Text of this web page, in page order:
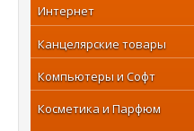
Интернет
Канцелярские товары
Компьютеры и Софт
Косметика и Парфюм